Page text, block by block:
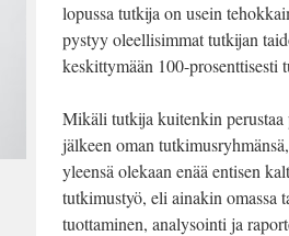
lopussa tutkija on usein
pystyy oleellisimmat tutkijan
keskittymään 100-prosenttisesti
Mikäli tutkija kuitenkin perustaa
jälkeen oman
yleensä olekaan enää entisen
tutkimustyö, eli ainakin omassa
tuottaminen, analysointi ja